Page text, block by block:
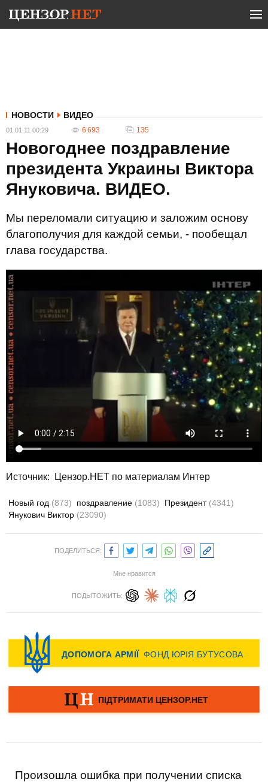
НОВОСТИ ВИДЕО
01.01.11 00:29 6 693 135
Новогоднее поздравление
президента Украины Виктора
Януковича. ВИДЕО.
Мы переломали ситуацию и заложим основу
благополучия для каждой семьи, - пообещал
глава государства.
Источник: Цензор.НЕТ по материалам Интер
Новый год (873) поздравление (1083) Президент (4341)
Янукович Виктор (23090)
ПОДЕЛИТЬСЯ:
Мне нравится
ПОДЫТОЖИТЬ:
Произошла ошибка при получении списка